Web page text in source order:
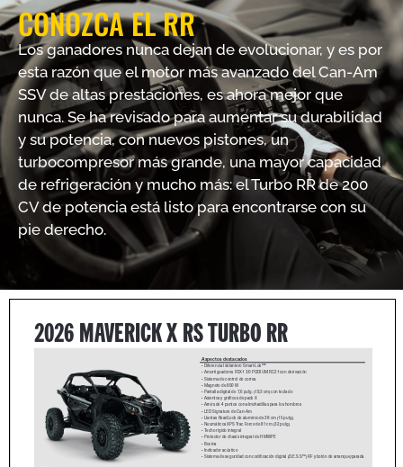
CONOZCA EL RR
Los ganadores nunca dejan de evolucionar, y es por
esta razón que el motor más avanzado del Can-Am
SSV de altas prestaciones, es ahora mejor que
nunca. Se ha revisado para aumentar su durabilidad
y su potencia, con nuevos pistones, un
turbocompresor más grande, una mayor capacidad
de refrigeración y mucho más: el Turbo RR de 200
CV de potencia está listo para encontrarse con su
pie derecho.